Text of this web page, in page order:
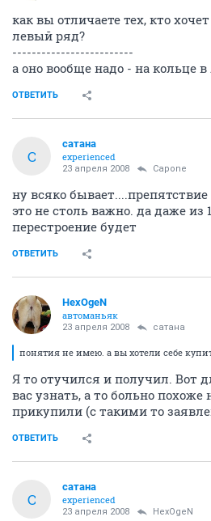
как вы отличаете тех, кто
левый ряд?
-------------------------
а оно вообще надо - на кольце
ОТВЕТИТЬ
С
сатана
experienced
23 апреля 2008 Capone
ну всяко
это не столь важно. да даже из
перестроение будет
ОТВЕТИТЬ
HexOgeN
автоманьяк
23 апреля 2008 сатана
понятия не имею. а вы хотели себе
Я то отучился и получил. Вот
вас узнать, а то больно похоже
прикупили (с такими то
ОТВЕТИТЬ
С
сатана
experienced
23 апреля 2008 HexOgeN